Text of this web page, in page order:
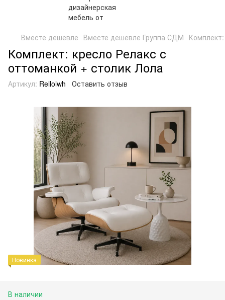
Вместе дешевле Вместе дешевле Группа СДМ
Комплект: кресло Релакс с
оттоманкой + столик Лола
Артикул: Rellolwh Оставить отзыв
Новинка
В наличии